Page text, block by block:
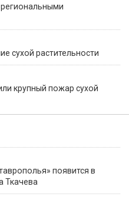
сухой растительности
крупный пожар сухой
появится в
Ткачева